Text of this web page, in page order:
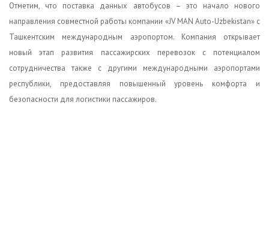
Отметим, что поставка данных автобусов – это начало нового
направления совместной работы компании «JV MAN Auto-Uzbekistan» с
Ташкентским международным аэропортом. Компания открывает
новый этап развития пассажирских перевозок с потенциалом
сотрудничества также с другими международными аэропортами
республики, предоставляя повышенный уровень комфорта и
безопасности для логистики пассажиров.